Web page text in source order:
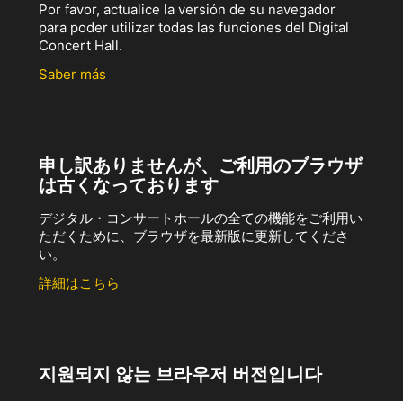
Por favor, actualice la versión de su navegador
para poder utilizar todas las funciones del Digital
Concert Hall.
Saber más
申し訳ありませんが、ご利用のブラウザ
は古くなっております
デジタル・コンサートホールの全ての機能をご利用い
ただくために、ブラウザを最新版に更新してくださ
い。
詳細はこちら
지원되지 않는 브라우저 버전입니다